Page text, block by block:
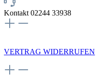
Kontakt 02244 33938
VERTRAG WIDERRUFEN